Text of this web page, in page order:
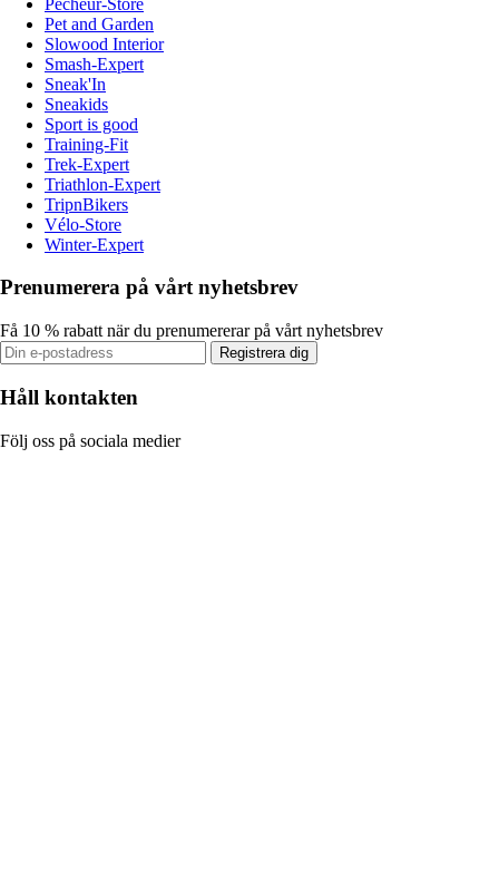
Pet and Garden
Slowood Interior
Smash-Expert
Sneak'In
Sneakids
Sport is good
Training-Fit
Trek-Expert
Triathlon-Expert
TripnBikers
Vélo-Store
Winter-Expert
Prenumerera på vårt nyhetsbrev
Få 10 % rabatt när du prenumererar på vårt nyhetsbrev
Registrera dig
Håll kontakten
Följ oss på sociala medier